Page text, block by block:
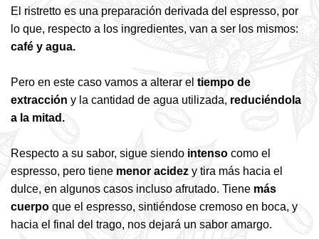
El ristretto es una preparación derivada del espresso, por
lo que, respecto a los ingredientes, van a ser los mismos:
café y agua.
Pero en este caso vamos a alterar el tiempo de
extracción y la cantidad de agua utilizada, reduciéndola
a la mitad.
Respecto a su sabor, sigue siendo intenso como el
espresso, pero tiene menor acidez y tira más hacia el
dulce, en algunos casos incluso afrutado. Tiene más
cuerpo que el espresso, sintiéndose cremoso en boca, y
hacia el final del trago, nos dejará un sabor amargo.